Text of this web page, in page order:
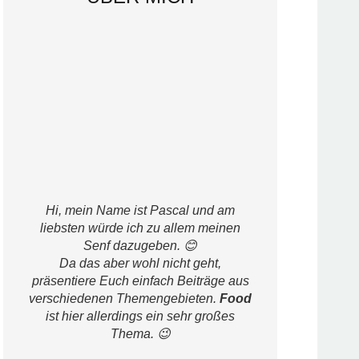
Hi, mein Name ist Pascal und am
liebsten würde ich zu allem meinen
Senf dazugeben. 😊
Da das aber wohl nicht geht,
präsentiere Euch einfach Beiträge aus
verschiedenen Themengebieten. Food
ist hier allerdings ein sehr großes
Thema. 😉